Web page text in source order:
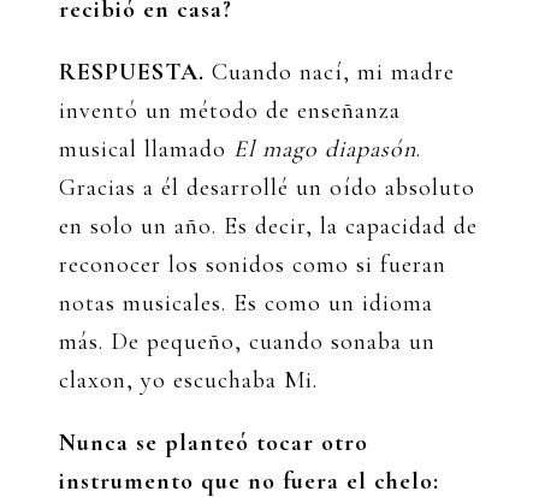
recibió en casa?
RESPUESTA. Cuando nací, mi madre
inventó un método de enseñanza
musical llamado El mago diapasón.
Gracias a él desarrollé un oído absoluto
en solo un año. Es decir, la capacidad de
reconocer los sonidos como si fueran
notas musicales. Es como un idioma
más. De pequeño, cuando sonaba un
claxon, yo escuchaba Mi.
Nunca se planteó tocar otro
instrumento que no fuera el chelo: